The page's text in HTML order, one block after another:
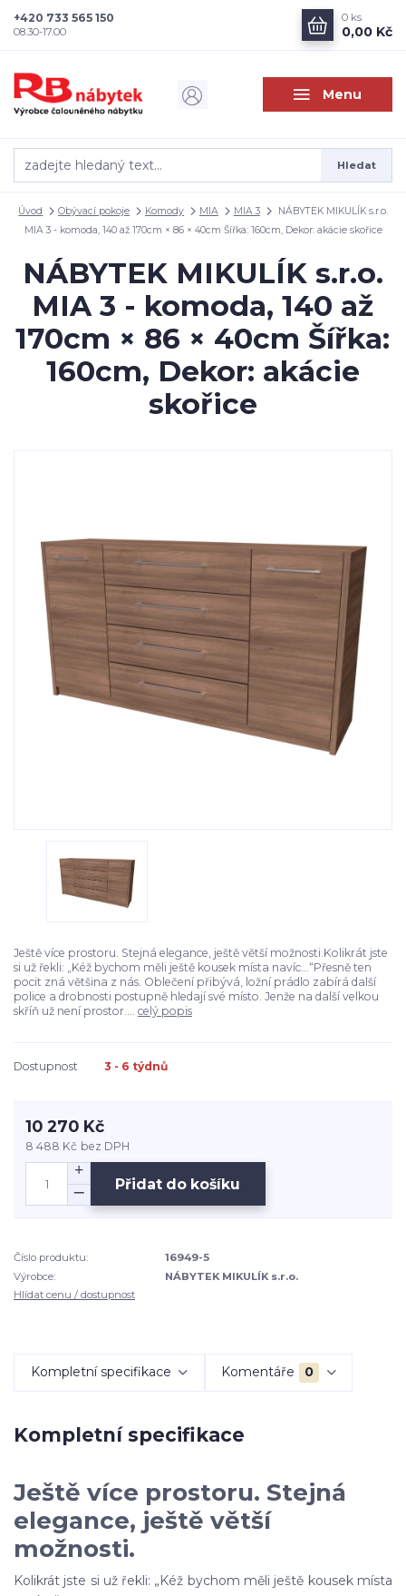
Menu
Hledat
+420 733 565 150
08.30-17.00
0 ks
0,00 Kč
Úvod Obývací pokoje Komody MIA MIA 3
NÁBYTEK MIKULÍK s.r.o.
MIA 3 - komoda, 140 až 170cm × 86 × 40cm Šířka: 160cm, Dekor: akácie skořice
NÁBYTEK MIKULÍK s.r.o.
MIA 3 - komoda, 140 až
170cm × 86 × 40cm Šířka:
160cm, Dekor: akácie
skořice
Ještě více prostoru. Stejná elegance, ještě větší možnosti.Kolikrát jste
si už řekli: „Kéž bychom měli ještě kousek místa navíc…“Přesně ten
pocit zná většina z nás. Oblečení přibývá, ložní prádlo zabírá další
police a drobnosti postupně hledají své místo. Jenže na další velkou
skříň už není prostor.... celý popis
Dostupnost 3 - 6 týdnů
10 270 Kč
8 488 Kč bez DPH
Přidat do košíku
Číslo produktu:
16949-5
Výrobce:
NÁBYTEK MIKULÍK s.r.o.
Hlídat cenu / dostupnost
Kompletní specifikace Komentáře 0
Kompletní specifikace
Ještě více prostoru. Stejná
elegance, ještě větší
možnosti.
Kolikrát jste si už řekli: „Kéž bychom měli ještě kousek místa